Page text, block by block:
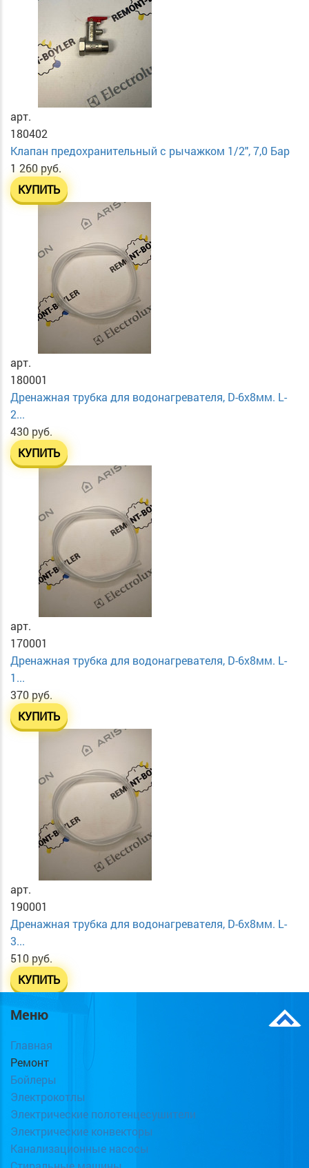
арт.
180402
Клапан предохранительный с рычажком 1/2", 7,0 Бар
1 260 руб.
КУПИТЬ
арт.
180001
Дренажная трубка для водонагревателя, D-6х8мм. L-
2...
430 руб.
КУПИТЬ
арт.
170001
Дренажная трубка для водонагревателя, D-6х8мм. L-
1...
370 руб.
КУПИТЬ
арт.
190001
Дренажная трубка для водонагревателя, D-6х8мм. L-
3...
510 руб.
КУПИТЬ
Меню
Главная
Ремонт
Бойлеры
Электрокотлы
Электрические полотенцесушители
Электрические конвекторы
Канализационные насосы